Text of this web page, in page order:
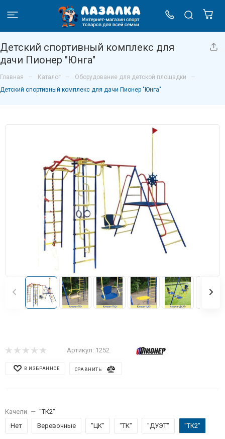
Детский спортивный комплекс для
дачи Пионер "Юнга"
Главная – Каталог – Оборудование для детской площадки –
Детский спортивный комплекс для дачи Пионер "Юнга"
Артикул: 1252
В ИЗБРАННОЕ СРАВНИТЬ
Качели — "ТК2"
Нет
Веревочные "ЦК" "ТК" "ДУЭТ" "ТК2"